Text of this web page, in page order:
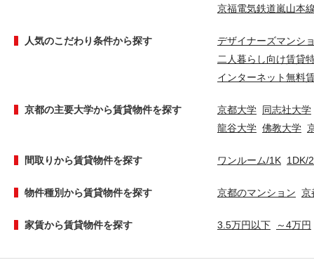
京福電気鉄道嵐山本
人気のこだわり条件から探す
デザイナーズマンシ
二人暮らし向け賃貸
インターネット無料
京都の主要大学から賃貸物件を探す 京都大学 同志社大学
龍谷大学 佛教大学
間取りから賃貸物件を探す ワンルーム/1K 1DK/
物件種別から賃貸物件を探す 京都のマンション 京
家賃から賃貸物件を探す 3.5万円以下 ～4万円